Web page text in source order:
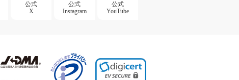
公式
X
公式
Instagram
公式
YouTube